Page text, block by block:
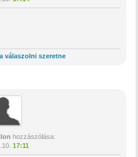
válaszolni szeretne
hozzászólása:
17:11